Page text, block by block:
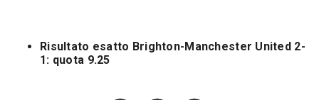
Risultato esatto Brighton-Manchester United 2-
1: quota 9.25